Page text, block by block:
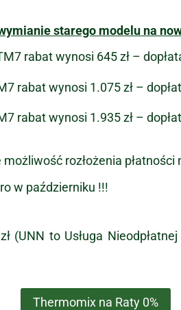
starego modelu na
rabat wynosi 645 zł –
rabat wynosi 1.075 zł –
rabat wynosi 1.935 zł –
rozłożenia
w październiku !!!
(UNN to Usługa
Thermomix na Raty 0%